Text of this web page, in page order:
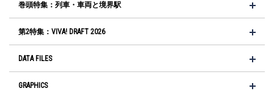
巻頭特集：列車・車両と境界駅
第2特集：VIVA! DRAFT 2026
DATA FILES
GRAPHICS